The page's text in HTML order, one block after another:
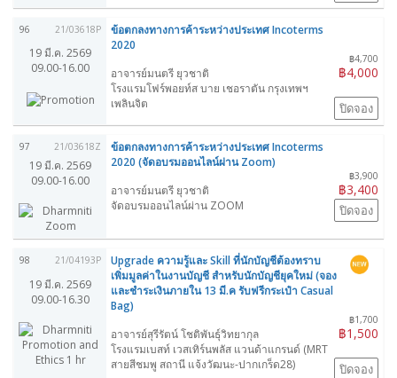
96 21/03618P
19 มี.ค. 2569
09.00-16.00
ข้อตกลงทางการค้าระหว่างประเทศ Incoterms
2020
฿4,700
฿4,000
อาจารย์มนตรี ยุวชาติ
โรงแรมโฟร์พอยท์ส บาย เชอราตัน กรุงเทพฯ
เพลินจิต
ปิดจอง
97 21/03618Z
19 มี.ค. 2569
09.00-16.00
ข้อตกลงทางการค้าระหว่างประเทศ Incoterms
2020 (จัดอบรมออนไลน์ผ่าน Zoom)
฿3,900
฿3,400
อาจารย์มนตรี ยุวชาติ
จัดอบรมออนไลน์ผ่าน ZOOM
ปิดจอง
98 21/04193P
19 มี.ค. 2569
09.00-16.30
Upgrade ความรู้และ Skill ที่นักบัญชีต้องทราบ
เพิ่มมูลค่าในงานบัญชี สำหรับนักบัญชียุคใหม่ (จอง
และชำระเงินภายใน 13 มี.ค รับฟรีกระเป๋า Casual
Bag)
฿1,700
฿1,500
อาจารย์สุรีรัตน์ โชติพันธุ์วิทยากุล
โรงแรมเบสท์ เวสเทิร์นพลัส แวนด้าแกรนด์ (MRT
สายสีชมพู สถานี แจ้งวัฒนะ-ปากเกร็ด28)
ปิดจอง